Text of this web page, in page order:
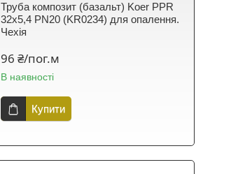
Труба композит (базальт) Koer PPR
32x5,4 PN20 (KR0234) для опалення.
Чехія
96 ₴/пог.м
В наявності
Купити